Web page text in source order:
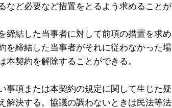
など必要など措置をとるよう求めることが
結した当事者に対して前項の措置を求め
を締結した当事者がそれに従わなかった場
本契約を解除することができる。
項または本契約の規定に関して生じた疑
解決する。協議の調わないときは民法等法